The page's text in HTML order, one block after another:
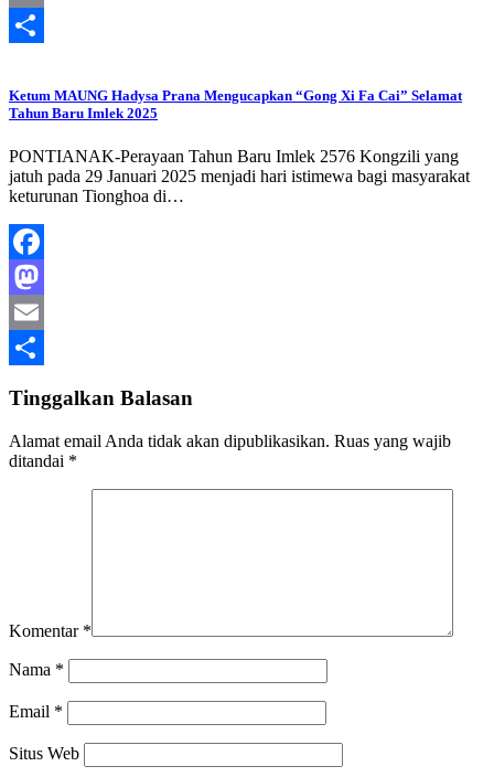
Email
Ketum MAUNG Hadysa Prana Mengucapkan “Gong Xi Fa Cai” Selamat
Tahun Baru Imlek 2025
PONTIANAK-Perayaan Tahun Baru Imlek 2576 Kongzili yang
jatuh pada 29 Januari 2025 menjadi hari istimewa bagi masyarakat
keturunan Tionghoa di…
Facebook
Mastodon
Email
Tinggalkan Balasan
Alamat email Anda tidak akan dipublikasikan. Ruas yang wajib
ditandai *
Komentar *
Nama *
Email *
Situs Web